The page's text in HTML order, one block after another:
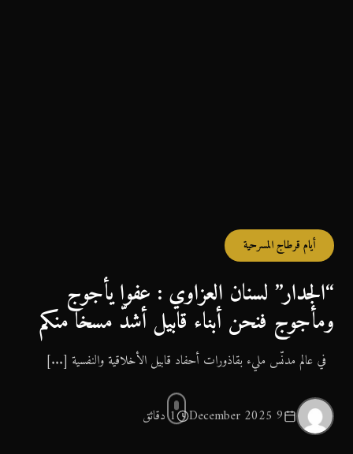
أيام قرطاج المسرحية
“الجدار” لسنان العزاوي : عفوا يأجوج
ومأجوج فنحن أبناء قابيل أشدّ مسخا منكم
في عالم مدنّس مليء بقاذورات أحفاد قابيل الأخلاقية والنفسية [...]
9 December 2025 1 دقائق